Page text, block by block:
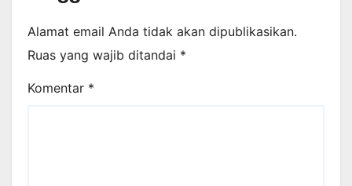
Alamat email Anda tidak akan dipublikasikan.
Ruas yang wajib ditandai *
Komentar *